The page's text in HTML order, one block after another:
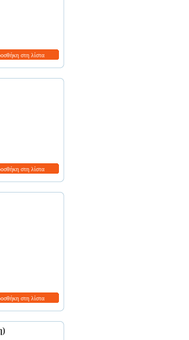
στη λίστα
στη λίστα
στη λίστα